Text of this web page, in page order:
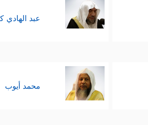
عبد الهادي
محمد أيوب